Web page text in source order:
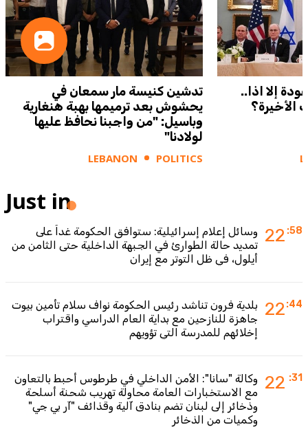
تدشين كنيسة مار سمعان في
يحشوش بعد ترميمها بهبة هنغارية
وباسيل: "من واجبنا نحافظ عليها
لولادنا"
LEBANON POLITICS
إلا اذا..
الأخيرة؟
Just in
22 :58
وسائل إعلام إسرائيلية: ستوافق الحكومة غداً على
تمديد حالة الطوارئ في الجبهة الداخلية حتى الثامن من
أيلول، في ظل التوتر مع إيران
22:44
بلدية فرون تناشد رئيس الحكومة نواف سلام تأمين بيوت
جاهزة للنازحين مع بداية العام الدراسي واقتراب
إخلائهم للمدرسة التي تؤويهم
22 :31
وكالة "سانا": الأمن الداخلي في طرطوس أحبط بالتعاون
مع الاستخبارات العامة محاولة تهريب شحنة أسلحة
وذخائر إلى لبنان تضم بنادق آلية وقذائف "آر بي جي"
وكميات من الذخائر